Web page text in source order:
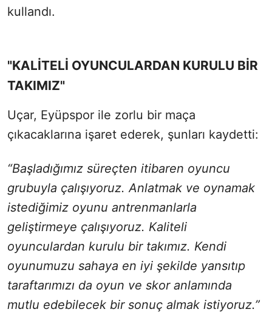
kullandı.
"KALİTELİ OYUNCULARDAN KURULU BİR
TAKIMIZ"
Uçar, Eyüpspor ile zorlu bir maça
çıkacaklarına işaret ederek, şunları kaydetti:
“Başladığımız süreçten itibaren oyuncu
grubuyla çalışıyoruz. Anlatmak ve oynamak
istediğimiz oyunu antrenmanlarla
geliştirmeye çalışıyoruz. Kaliteli
oyunculardan kurulu bir takımız. Kendi
oyunumuzu sahaya en iyi şekilde yansıtıp
taraftarımızı da oyun ve skor anlamında
mutlu edebilecek bir sonuç almak istiyoruz.”